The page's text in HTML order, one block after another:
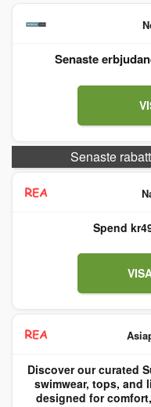
Senaste
Senaste
Spend
Discover our curated
swimwear, tops, and
designed for